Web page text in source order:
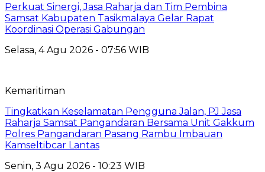
Perkuat Sinergi, Jasa Raharja dan Tim Pembina
Samsat Kabupaten Tasikmalaya Gelar Rapat
Koordinasi Operasi Gabungan
Selasa, 4 Agu 2026 - 07:56 WIB
Kemaritiman
Tingkatkan Keselamatan Pengguna Jalan, PJ Jasa
Raharja Samsat Pangandaran Bersama Unit Gakkum
Polres Pangandaran Pasang Rambu Imbauan
Kamseltibcar Lantas
Senin, 3 Agu 2026 - 10:23 WIB